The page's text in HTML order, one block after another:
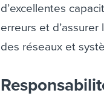
d’excellentes
erreurs et
des réseaux et